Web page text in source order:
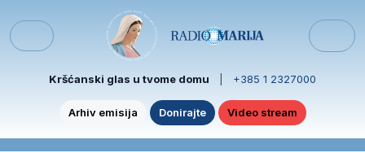
Menu
Kršćanski glas u tvome domu +385 1 2327000
Arhiv emisija Donirajte Video stream